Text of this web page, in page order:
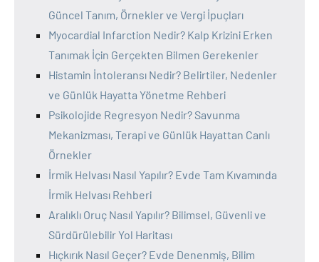
Güncel Tanım, Örnekler ve Vergi İpuçları
Myocardial Infarction Nedir? Kalp Krizini Erken
Tanımak İçin Gerçekten Bilmen Gerekenler
Histamin İntoleransı Nedir? Belirtiler, Nedenler
ve Günlük Hayatta Yönetme Rehberi
Psikolojide Regresyon Nedir? Savunma
Mekanizması, Terapi ve Günlük Hayattan Canlı
Örnekler
İrmik Helvası Nasıl Yapılır? Evde Tam Kıvamında
İrmik Helvası Rehberi
Aralıklı Oruç Nasıl Yapılır? Bilimsel, Güvenli ve
Sürdürülebilir Yol Haritası
Hıçkırık Nasıl Geçer? Evde Denenmiş, Bilim